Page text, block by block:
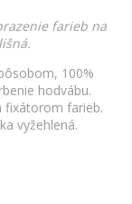
farieb na
100%
hodvábu.
fixátorom farieb.
vyžehlená.